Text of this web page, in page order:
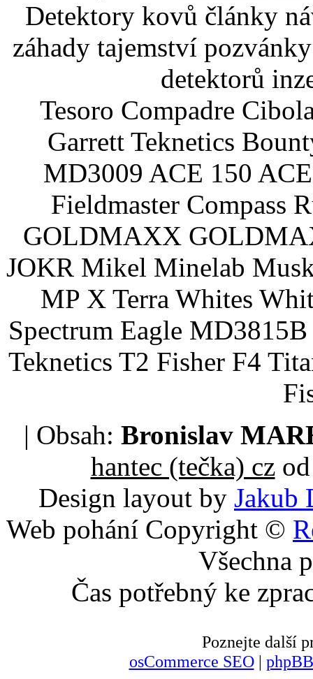
Detektory kovů články
záhady tajemství
detektorů
Tesoro Compadre
Garrett Teknetics
MD3009 ACE 150
Fieldmaster Compass
GOLDMAXX
JOKR Mikel Minelab
MP X Terra Whites
Spectrum Eagle
Teknetics T2 Fisher F4
| Obsah: Bronislav
hantec (tečka) czod
Design layout by Jakub
Web pohání Copyright ©
Všechna
Čas potřebný ke
Poznejte další
osCommerce SEO|